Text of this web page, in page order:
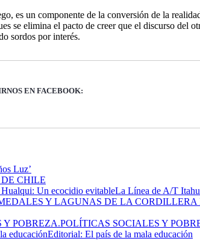
es un componente de la conversión de la
se elimina el pacto de creer que el discurso
sordos por interés.
EN FACEBOOK:
Luz’
DE CHILE
La Línea de A/T
POLÍTICAS SOCIALES Y
Editorial: El país de la mala educación